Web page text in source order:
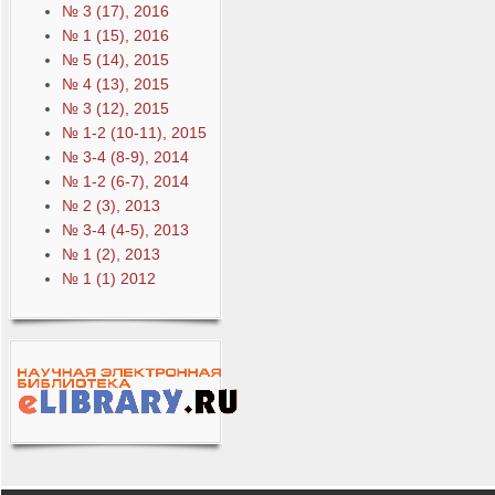
№ 3 (17), 2016
№ 1 (15), 2016
№ 5 (14), 2015
№ 4 (13), 2015
№ 3 (12), 2015
№ 1-2 (10-11), 2015
№ 3-4 (8-9), 2014
№ 1-2 (6-7), 2014
№ 2 (3), 2013
№ 3-4 (4-5), 2013
№ 1 (2), 2013
№ 1 (1) 2012